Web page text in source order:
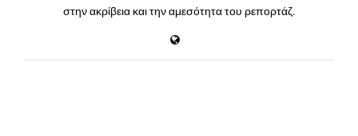
στην ακρίβεια και την αμεσότητα του ρεπορτάζ.